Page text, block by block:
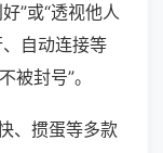
”或“透视他人
自动连接等
被封号”。
、掼蛋等多款